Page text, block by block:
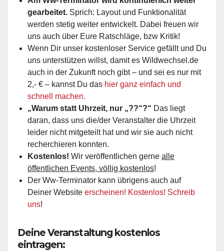
gearbeitet. Sprich: Layout und Funktionalität
werden stetig weiter entwickelt. Dabei freuen wir
uns auch über Eure Ratschläge, bzw Kritik!
Wenn Dir unser kostenloser Service gefällt und Du
uns unterstützen willst, damit es Wildwechsel.de
auch in der Zukunft noch gibt – und sei es nur mit
2,- € – kannst Du das hier ganz einfach und
schnell machen.
„Warum statt Uhrzeit, nur „??“?“ Das liegt
daran, dass uns die/der Veranstalter die Uhrzeit
leider nicht mitgeteilt hat und wir sie auch nicht
recherchieren konnten.
Kostenlos! Wir veröffentlichen gerne alle
öffentlichen Events, völlig kostenlos!
Der Ww-Terminator kann übrigens auch auf
Deiner Website erscheinen! Kostenlos! Schreib
uns!
Deine Veranstaltung kostenlos
eintragen: